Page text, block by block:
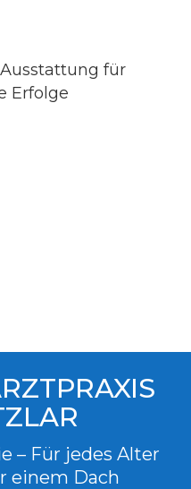
für
Erfolge
– Für jedes Alter
einem Dach